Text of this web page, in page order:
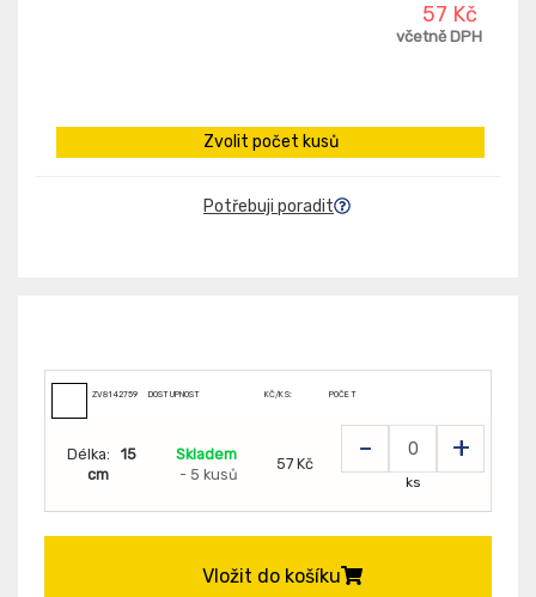
57 Kč
včetně DPH
Zvolit počet kusů
Potřebuji poradit
ZV8142759 DOSTUPNOST KČ/KS: POČET
Délka:
15
cm
Skladem
- 5 kusů
57 Kč - +
ks
Vložit do košíku